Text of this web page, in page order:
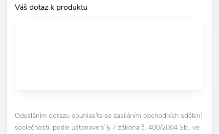
Váš dotaz k produktu
Odesláním dotazu souhlasíte se zasíláním obchodních sdělení
společnosti, podle ustanovení § 7 zákona č. 480/2004 Sb., ve